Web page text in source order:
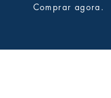
Comprar
Comprar agora.